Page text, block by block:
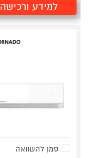
למידע ורכישה
סמן להשוואה